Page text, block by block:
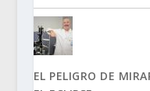
EL PELIGRO DE